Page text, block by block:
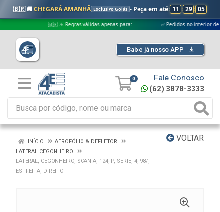
🇧🇷 🚚CHEGARÁ AMANHÃ Exclusivo Goiás - Peça em até: 11 : 29 : 05
🇧🇷 ⚠️ Regras válidas apenas para: ✅ Pedidos no interior de Goiás
Baixe já nosso APP
0 Fale Conosco
(62) 3878-3333
VOLTAR
INÍCIO
AEROFÓLIO & DEFLETOR
LATERAL CEGONHEIRO
LATERAL, CEGONHEIRO, SCANIA, 124, P, SERIE, 4, 98/,
ESTREITA, DIREITO